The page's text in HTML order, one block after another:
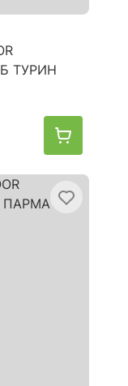
ТУРИН